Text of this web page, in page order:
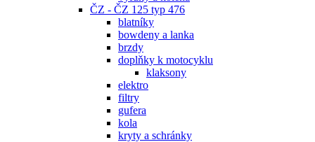
ČZ - ČZ 125 typ 476
blatníky
bowdeny a lanka
brzdy
doplňky k motocyklu
klaksony
elektro
filtry
gufera
kola
kryty a schránky